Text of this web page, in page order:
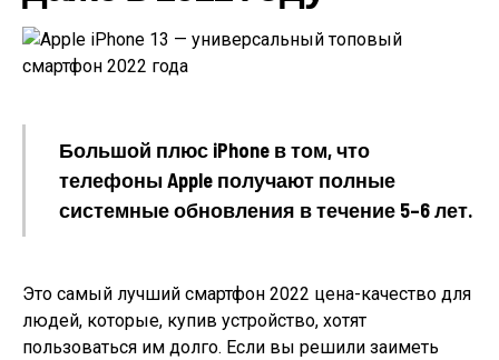
Большой плюс iPhone в том, что
телефоны Apple получают полные
системные обновления в течение 5–6 лет.
Это самый лучший смартфон 2022 цена-качество для
людей, которые, купив устройство, хотят
пользоваться им долго. Если вы решили заиметь